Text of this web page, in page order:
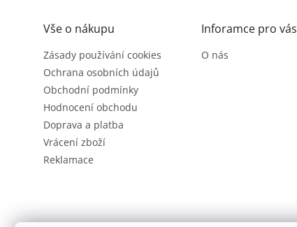
Vše o nákupu
Zásady používání cookies
Ochrana osobních údajů
Obchodní podmínky
Hodnocení obchodu
Doprava a platba
Vrácení zboží
Reklamace
Inforamce pro vás
O nás